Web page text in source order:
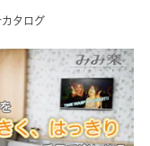
タログ